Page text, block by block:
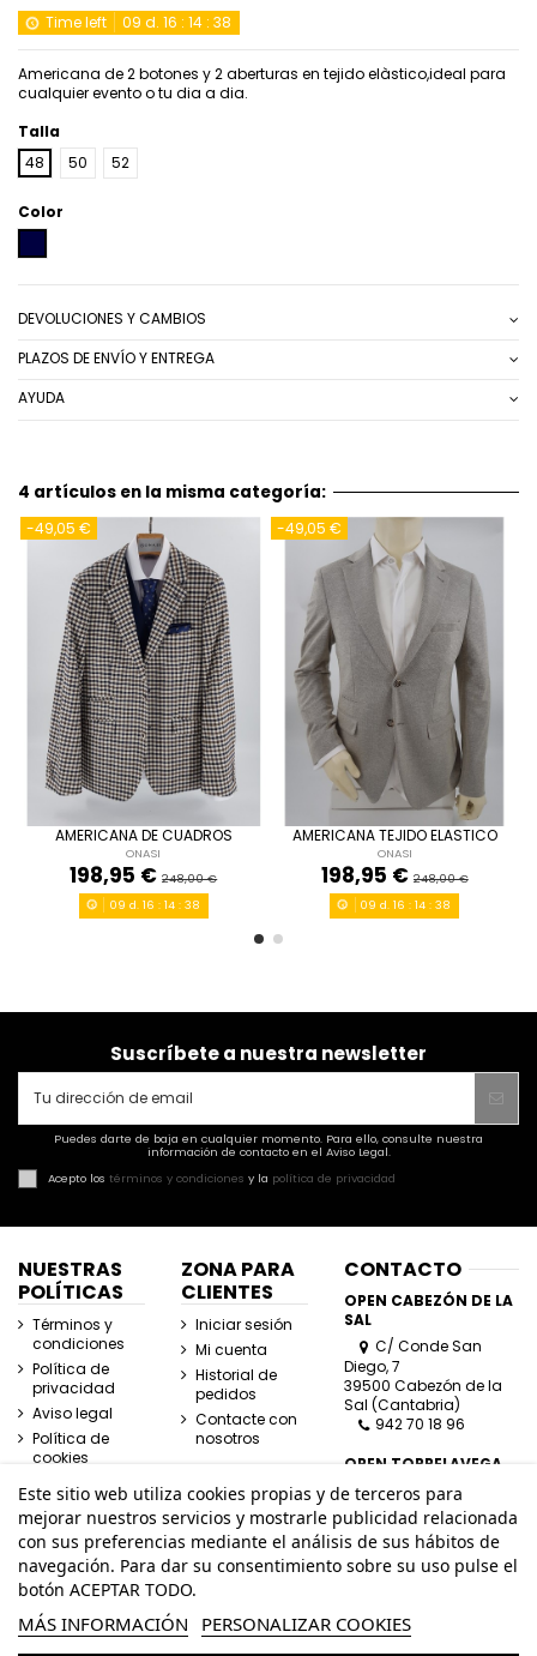
Time left
09 d. 16 :14 :38
Americana de 2 botones y 2 aberturas en tejido elàstico,ideal para
cualquier evento o tu dia a dia.
Talla
48
50 52
Color
DEVOLUCIONES Y CAMBIOS
PLAZOS DE ENVÍO Y ENTREGA
AYUDA
4 artículos en la misma categoría:
-49,05 €
AMERICANA DE CUADROS
ONASI
198,95 €248,00 €
48 52
54
AZUL MARINO
 Añadir al carrito
09 d. 16 : 14: 38
-49,05 €
AMERICANA TEJIDO ELASTICO
ONASI
198,95 € 248,00 €
50
BEIG
 Añadir al carrito
09 d. 16 :14 :38
Suscríbete a nuestra newsletter
Puedes darte de baja en cualquier momento. Para ello, consulte nuestra
información de contacto en el Aviso Legal.
Acepto los términos y condiciones y la política de privacidad
NUESTRAS
POLÍTICAS
Términos y
condiciones
Política de
privacidad
Aviso legal
Política de
cookies
ZONA PARA
CLIENTES
Iniciar sesión
Mi cuenta
Historial de
pedidos
Contacte con
nosotros
CONTACTO
OPEN CABEZÓN DE LA
SAL
C/ Conde San
Diego, 7
39500 Cabezón de la
Sal (Cantabria)
942 70 18 96
OPEN TORRELAVEGA
C/ José Posada
Herrera, Esquina
Lasaga Larreta
39300 Torrelavega
(Cantabria)
Este sitio web utiliza cookies propias y de terceros para
mejorar nuestros servicios y mostrarle publicidad relacionada
con sus preferencias mediante el análisis de sus hábitos de
navegación. Para dar su consentimiento sobre su uso pulse el
botón ACEPTAR TODO.
MÁS INFORMACIÓN PERSONALIZAR COOKIES